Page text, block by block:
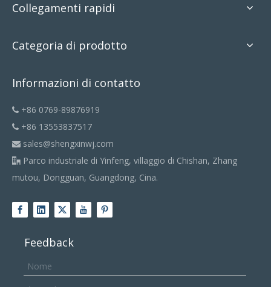
Collegamenti rapidi
Categoria di prodotto
Informazioni di contatto
 +86 0769-89876919
 +86 13553837517
 sales@shengxinwj.com
 Parco industriale di Yinfeng, villaggio di Chishan, Zhang
mutou, Dongguan, Guangdong, Cina.
Feedback